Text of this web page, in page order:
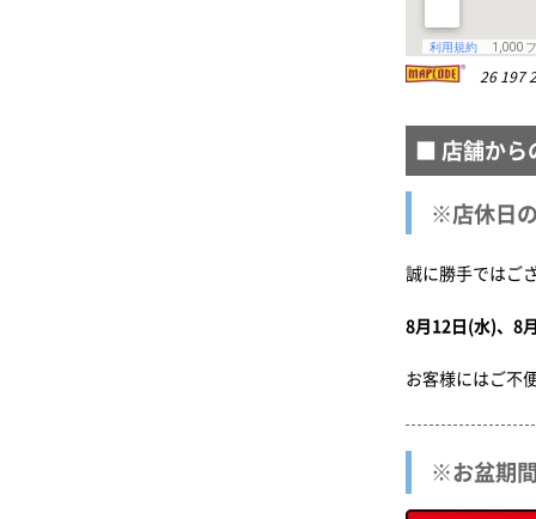
26 197
■ 店舗から
※店休日
誠に勝手ではご
お客様にはご不
※お盆期